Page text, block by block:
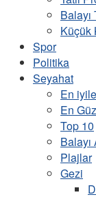
Balayı
Küçük
Spor
Politika
Seyahat
En
En
Top 10
Balayı
Plajlar
Gezi